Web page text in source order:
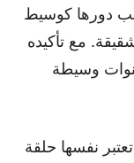
دورها كوسيط
مع تأكيده
وسيطة
نفسها حلقة